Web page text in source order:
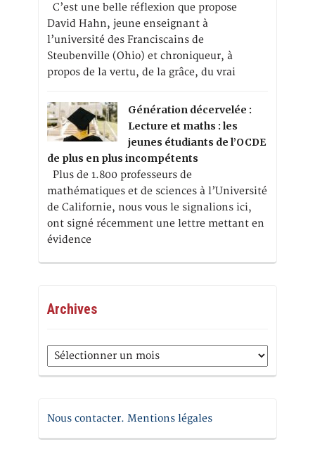
C’est une belle réflexion que propose
David Hahn, jeune enseignant à
l’université des Franciscains de
Steubenville (Ohio) et chroniqueur, à
propos de la vertu, de la grâce, du vrai
Génération décervelée :
Lecture et maths : les
jeunes étudiants de l’OCDE
de plus en plus incompétents
Plus de 1.800 professeurs de
mathématiques et de sciences à l’Université
de Californie, nous vous le signalions ici,
ont signé récemment une lettre mettant en
évidence
Archives
Archives
Nous contacter. Mentions légales